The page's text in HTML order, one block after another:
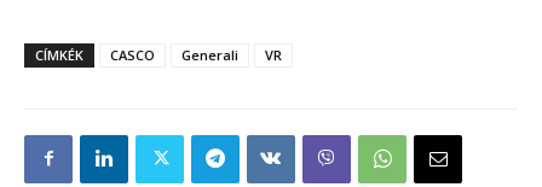
CÍMKÉK CASCO Generali VR